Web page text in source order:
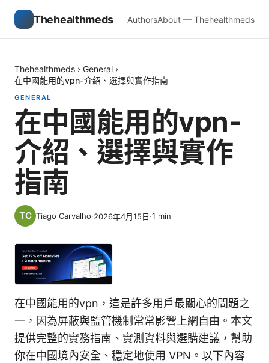
Thehealthmeds AuthorsAbout — Thehealthmeds
Thehealthmeds › General ›
在中國能用的vpn-介紹、選擇與實作指南
GENERAL
在中國能用的vpn-
介紹、選擇與實作
指南
Tiago Carvalho·2026年4月15日·1 min
在中國能用的vpn，這是許多用戶最關心的問題之
一，因為屏蔽與監管機制常常影響上網自由。本文
提供完整的實務指南、實測資料與選購建議，幫助
你在中國境內安全、穩定地使用 VPN。以下內容